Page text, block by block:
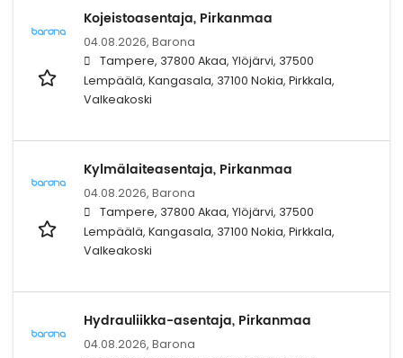
Kojeistoasentaja, Pirkanmaa
04.08.2026, Barona
Tampere, 37800 Akaa, Ylöjärvi, 37500
Lempäälä, Kangasala, 37100 Nokia, Pirkkala,
Valkeakoski
Kylmälaiteasentaja, Pirkanmaa
04.08.2026, Barona
Tampere, 37800 Akaa, Ylöjärvi, 37500
Lempäälä, Kangasala, 37100 Nokia, Pirkkala,
Valkeakoski
Hydrauliikka-asentaja, Pirkanmaa
04.08.2026, Barona